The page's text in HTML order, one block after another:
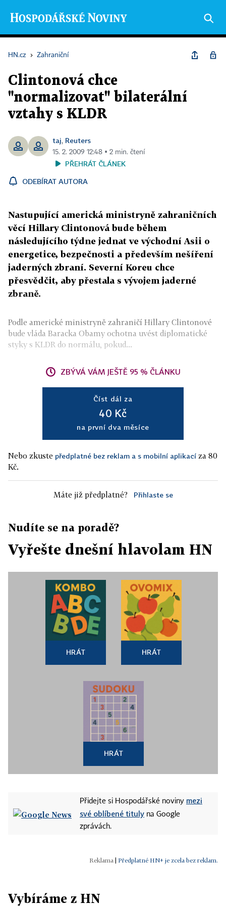
HN.cz › Zahraniční
Clintonová chce
"normalizovat" bilaterální
vztahy s KLDR
taj, Reuters
15. 2. 2009 12:48 ▪ 2 min. čtení
PŘEHRÁT ČLÁNEK
ODEBÍRAT AUTORA
Nastupující americká ministryně zahraničních
věcí Hillary Clintonová bude během
následujícího týdne jednat ve východní Asii o
energetice, bezpečnosti a především nešíření
jaderných zbraní. Severní Koreu chce
přesvědčit, aby přestala s vývojem jaderné
zbraně.
Podle americké ministryně zahraničí Hillary Clintonové
bude vláda Baracka Obamy ochotna uvést diplomatické
styky s KLDR do normálu, pokud...
ZBÝVÁ VÁM JEŠTĚ 95 % ČLÁNKU
Číst dál za
40 Kč
na první dva měsíce
Nebo zkuste předplatné bez reklam a s mobilní aplikací za 80
Kč.
Máte již předplatné? Přihlaste se
Nudíte se na poradě?
Vyřešte dnešní hlavolam HN
HRÁT HRÁT
HRÁT
Přidejte si Hospodářské noviny mezi
své oblíbené tituly na Google
zprávách.
Předplatné HN+ je zcela bez reklam.
Vybíráme z HN